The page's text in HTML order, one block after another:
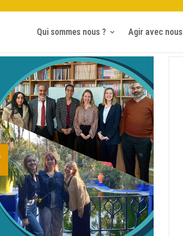
Qui sommes nous ? Agir avec nous